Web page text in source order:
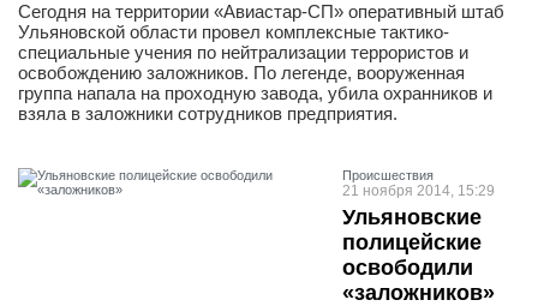
Сегодня на территории «Авиастар-СП» оперативный штаб
Ульяновской области провел комплексные тактико-
специальные учения по нейтрализации террористов и
освобождению заложников. По легенде, вооруженная
группа напала на проходную завода, убила охранников и
взяла в заложники сотрудников предприятия.
Проиcшествия
21 ноября 2014, 15:29
Ульяновские
полицейские
освободили
«заложников»